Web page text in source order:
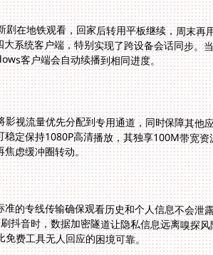
在地铁观看，回家后转用平板继续，周末再
系统客户端，特别实现了跨设备会话同步。
客户端会自动续播到相同进度。
视流量优先分配到专用通道，同时保障其他
定保持1080P高清播放，其独享100M带宽
焦虑缓冲圈转动。
的专线传输确保观看历史和个人信息不会泄
抖音时，数据加密隧道让隐私信息远离嗅探
费工具无人回应的困境可靠。